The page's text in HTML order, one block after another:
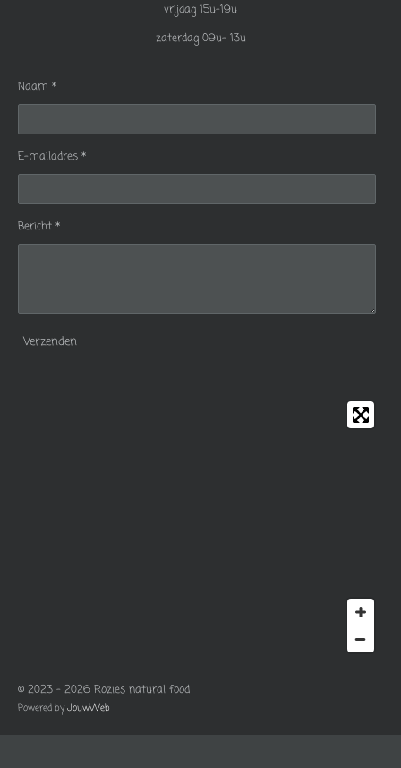
vrijdag 15u-19u
zaterdag 09u- 13u
Naam *
E-mailadres *
Bericht *
Verzenden
© 2023 - 2026 Rozies natural food
Powered by JouwWeb